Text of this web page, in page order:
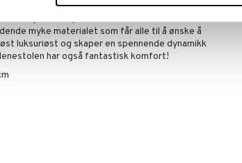
catwalken og når vi innreder hjemmet. Materialet
miljø det er plassert i. Lenestol Theodore er
myke materialet som får alle til å ønske å
luksuriøst og skaper en spennende dynamikk
har også fantastisk komfort!